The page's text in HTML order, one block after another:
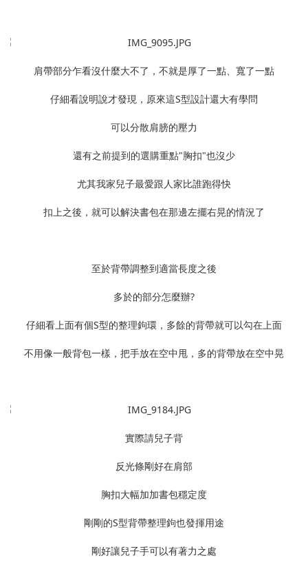
肩帶部分乍看沒什麼大不了，不就是厚了一點、寬了一點
仔細看說明說才發現，原來這S型設計還大有學問
可以分散肩膀的壓力
還有之前提到的選購重點"胸扣"也沒少
尤其我家兒子最愛跟人家比誰跑得快
扣上之後，就可以解決書包在那邊左擺右晃的情況了
至於背帶調整到適當長度之後
多於的部分怎麼辦?
仔細看上面有個S型的整理鉤環，多餘的背帶就可以勾在上面
不用像一般背包一樣，把手放在空中甩，多的背帶放在空中晃
實際請兒子背
反光條剛好在肩部
胸扣大幅加加書包穩定度
剛剛的S型背帶整理鉤也發揮用途
剛好讓兒子手可以有著力之處